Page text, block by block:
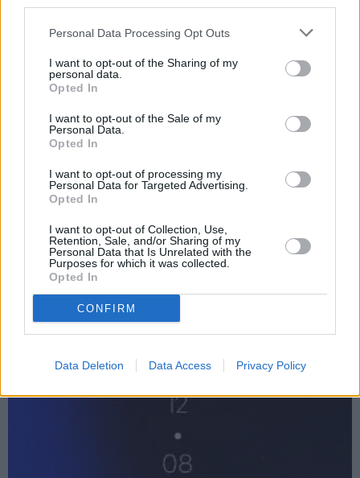
Personal Data Processing Opt Outs
I want to opt-out of the Sharing of my
personal data.
Opted In
I want to opt-out of the Sale of my
Personal Data.
Opted In
I want to opt-out of processing my
Personal Data for Targeted Advertising.
Opted In
I want to opt-out of Collection, Use,
Retention, Sale, and/or Sharing of my
Personal Data that Is Unrelated with the
Purposes for which it was collected.
Opted In
CONFIRM
Data Deletion Data Access Privacy Policy